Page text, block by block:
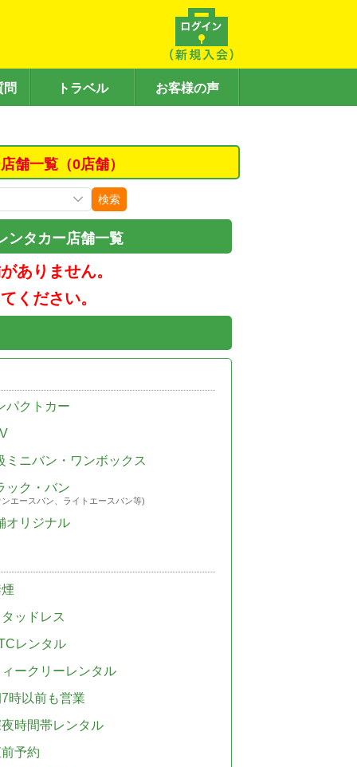
問 トラベル お客様の声
舗一覧（0店舗）
検索
ンタカー店舗一覧
ありません。
ください。
パクトカー
ミニバン・ワンボックス
ック・バン
エースバン、ライトエースバン等)
オリジナル
ッドレス
レンタル
ークリーレンタル
時以前も営業
時間帯レンタル
予約